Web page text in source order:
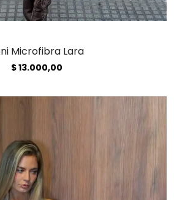
Microfibra Lara
$13.000,00